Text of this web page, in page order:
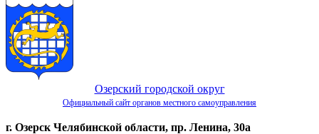
Озерский городской округ
Официальный сайт органов местного самоуправления
г. Озерск Челябинской области, пр. Ленина, 30а